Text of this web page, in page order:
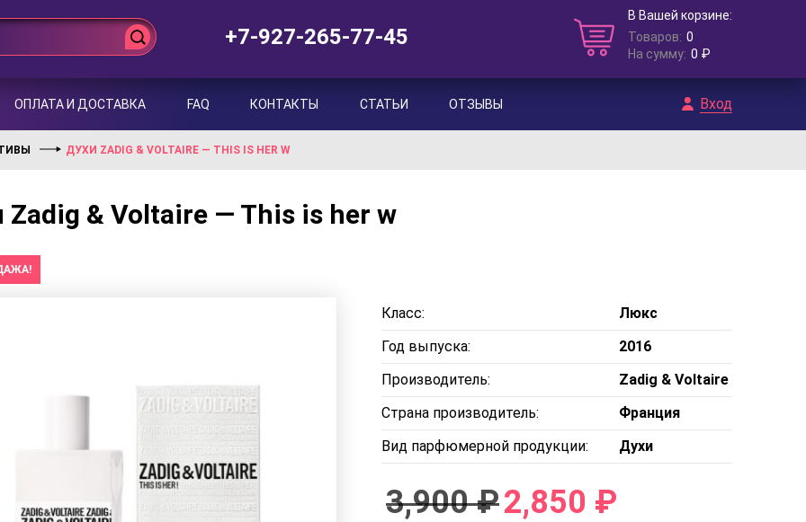
+7-927-265-77-45
В Вашей корзине:
Товаров: 0
На сумму: 0 ₽
ОПЛАТА И ДОСТАВКА FAQ КОНТАКТЫ СТАТЬИ ОТЗЫВЫ Вход
ДУХИ ZADIG & VOLTAIRE — THIS IS HER W
Zadig & Voltaire — This is her w
Класс:
Люкс
Год выпуска:
2016
Производитель:
Zadig & Voltaire
Страна производитель:
Франция
Вид парфюмерной продукции:
Духи
3,900 ₽2,850 ₽